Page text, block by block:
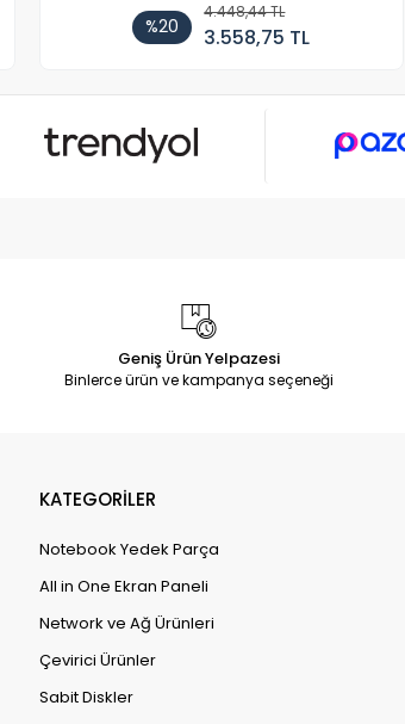
%20
4.448,44 TL
3.558,75 TL
Geniş Ürün Yelpazesi
Binlerce ürün ve kampanya seçeneği
KATEGORİLER
Notebook Yedek Parça
All in One Ekran Paneli
Network ve Ağ Ürünleri
Çevirici Ürünler
Sabit Diskler